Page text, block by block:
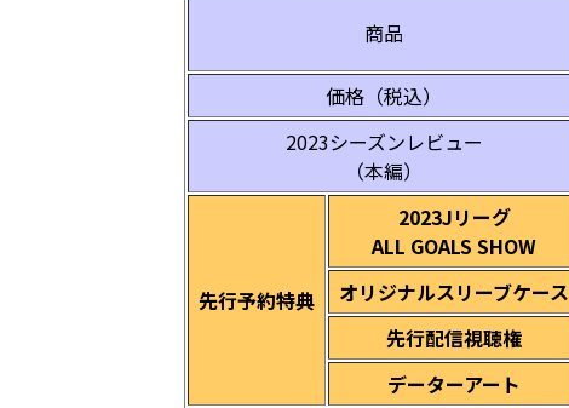
商品
価格（税込）
2023シーズンレビュー
（本編）
先行予約特典
2023Jリーグ
ALL GOALS SHOW
オリジナルスリーブケース
先行配信視聴権
データーアート